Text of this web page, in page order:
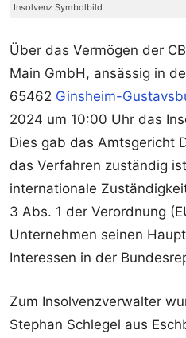
Insolvenz Symbolbild
Über das Vermögen der
Main GmbH, ansässig in
65462 Ginsheim-
2024 um 10:00 Uhr das
Dies gab das Amtsgericht
das Verfahren zuständig
internationale
3 Abs. 1 der Verordnung
Unternehmen seinen
Interessen in der
Zum Insolvenzverwalter
Stephan Schlegel aus